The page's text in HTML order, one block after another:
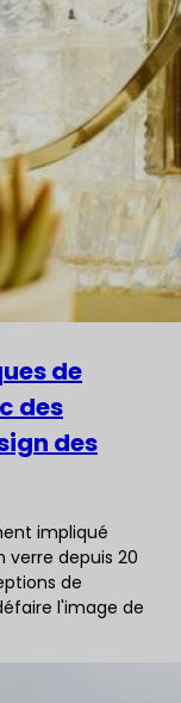
de
des
des
impliqué
verre depuis 20
de
l'image de